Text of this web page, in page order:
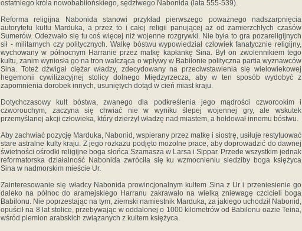
ostatniego króla nowobabiiońskiego, sędziwego Nabonida (lata 555-539).
Reforma religijna Nabonida stanowi przykład pierwszego poważnego nadszarpnięcia
autorytetu kultu Marduka, a przez to i całej religii panującej aż od zamierzchłych czasów
Sumerów. Odezwało się tu coś więcej niż wojenne rozgrywki. Nie była to gra pozareligijnych
sił - militarnych czy politycznych. Walkę bóstwu wypowiedział człowiek fanatycznie religijny,
wychowany w północnym Harranie przez matkę kapłankę Sina. Był on zwolennikiem tego
kultu, zanim wyniosła go na tron walcząca o wpływy w Babilonie polityczna partia wyznawców
Sina. Toteż dźwigał ciężar władzy, zdecydowany na przeciwstawienia się wielowiekowej
hegemonii cywilizacyjnej stolicy dolnego Międzyrzecza, aby w ten sposób wydobyć z
zapomnienia dorobek innych, usuniętych dotąd w cień miast kraju.
Dotychczasowy kult bóstwa, zwanego dla podkreślenia jego mądrości czworookim i
czworouchym, zaczyna się chwiać nie w wyniku ślepej wojennej gry, ale wskutek
przemyślanej akcji człowieka, który dzierżyl władzę nad miastem, a hołdował innemu bóstwu.
Aby zachwiać pozycję Marduka, Nabonid, wspierany przez matkę i siostrę, usiłuje restytuować
stare astralne kulty kraju. Z jego rozkazu podjęto mozolne prace, aby doprowadzić do dawnej
świetności ośrodki religijne boga słońca Szamasza w Larsa i Sippar. Przede wszystkim jednak
reformatorska działalność Nabonida zwróciła się ku wzmocnieniu siedziby boga księżyca
Sina w nadmorskim mieście Ur.
Zainteresowanie się władcy Nabonida prowincjonalnym kultem Sina z Ur i przeniesienie go
daleko na północ do aramejskiego Harranu zakrawało na wielką zniewagę czcicieli boga
Babilonu. Nie poprzestając na tym, ziemski namiestnik Marduka, za jakiego uchodził Nabonid,
opuścił na 8 lat stolice, przebywając w oddalonej o 1000 kilometrów od Babilonu oazie Teina,
wśród plemion arabskich związanych z kultem księżyca.